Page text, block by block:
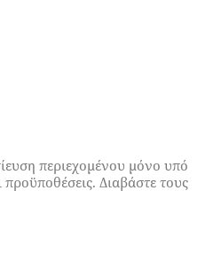
περιεχομένου μόνο υπό
Διαβάστε τους